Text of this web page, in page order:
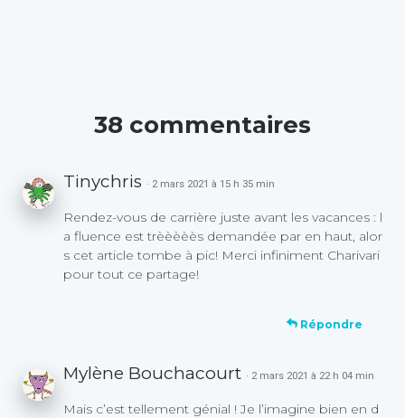
38 commentaires
Tinychris · 2 mars 2021 à 15 h 35 min
Rendez-vous de carrière juste avant les vacances : l
a fluence est trèèèèès demandée par en haut, alor
s cet article tombe à pic! Merci infiniment Charivari
pour tout ce partage!
Répondre
Mylène Bouchacourt · 2 mars 2021 à 22 h 04 min
Mais c’est tellement génial ! Je l’imagine bien en d